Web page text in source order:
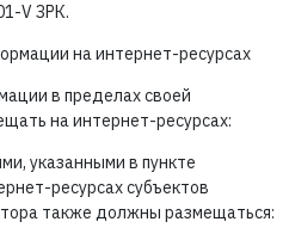
V ЗРК.
на интернет-ресурсах
в пределах своей
на интернет-ресурсах:
указанными в пункте
ресурсах субъектов
также должны размещаться: